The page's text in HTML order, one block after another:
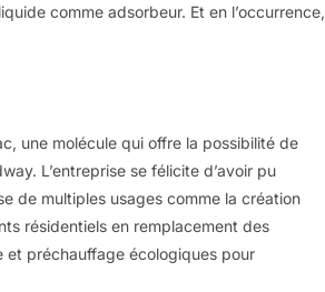
comme adsorbeur. Et en l’occurrence,
une molécule qui offre la possibilité de
L’entreprise se félicite d’avoir pu
de multiples usages comme la création
résidentiels en remplacement des
et préchauffage écologiques pour